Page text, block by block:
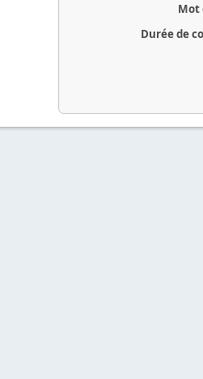
Mot
Durée de